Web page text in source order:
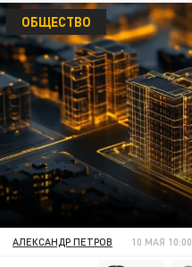
ОБЩЕСТВО
АЛЕКСАНДР ПЕТРОВ 10 МАЯ 10:00